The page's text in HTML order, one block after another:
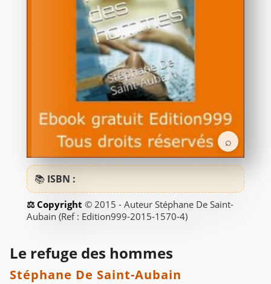
⌕
📚 ISBN :
© 2015 - Auteur Stéphane De Saint-
Aubain (Ref : Edition999-2015-1570-4)
Le refuge des hommes
Stéphane De Saint-Aubain